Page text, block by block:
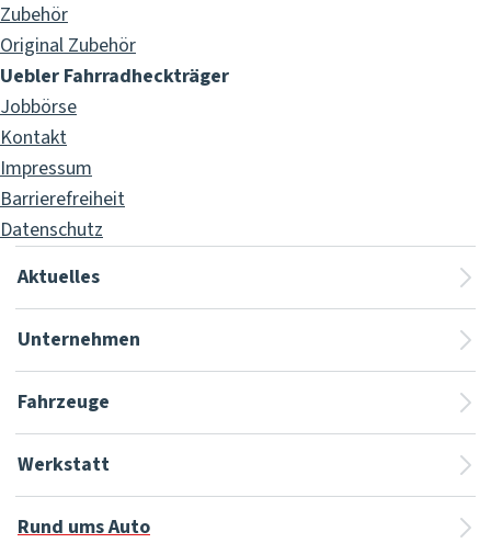
Zubehör
Original Zubehör
Uebler Fahrradheckträger
Jobbörse
Kontakt
Impressum
Barrierefreiheit
Datenschutz
Aktuelles
Unternehmen
Fahrzeuge
Werkstatt
Rund ums Auto